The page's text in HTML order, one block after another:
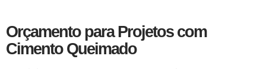
Orçamento para Projetos com
Cimento Queimado